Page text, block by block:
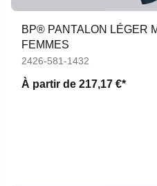
BP® PANTALON LÉGER
FEMMES
2426-581-1432
À partir de 217,17 €*